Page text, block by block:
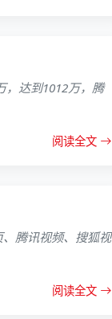
，达到1012万，腾
阅读全文
腾讯视频、搜狐视
阅读全文